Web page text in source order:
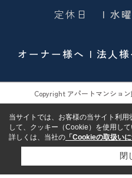
定休日
| 水
オーナー様へ 法人様
Copyright アパートマンショ
当サイトでは、お客様の当サイト利
して、クッキー（Cookie）を使用して
詳しくは、当社の 「Cookieの取扱いに
閉